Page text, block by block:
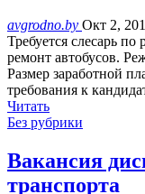
avgrodno.by Окт 2,
Требуется слесарь
ремонт автобусов.
Размер заработной
требования к
Читать
Без рубрики
Вакансия
транспорта